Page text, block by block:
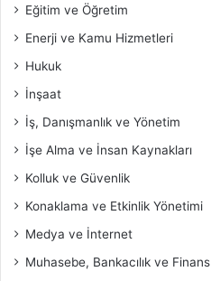
Eğitim ve Öğretim
Enerji ve Kamu Hizmetleri
Hukuk
İnşaat
İş, Danışmanlık ve Yönetim
İşe Alma ve İnsan Kaynakları
Kolluk ve Güvenlik
Konaklama ve Etkinlik Yönetimi
Medya ve İnternet
Muhasebe, Bankacılık ve Finans